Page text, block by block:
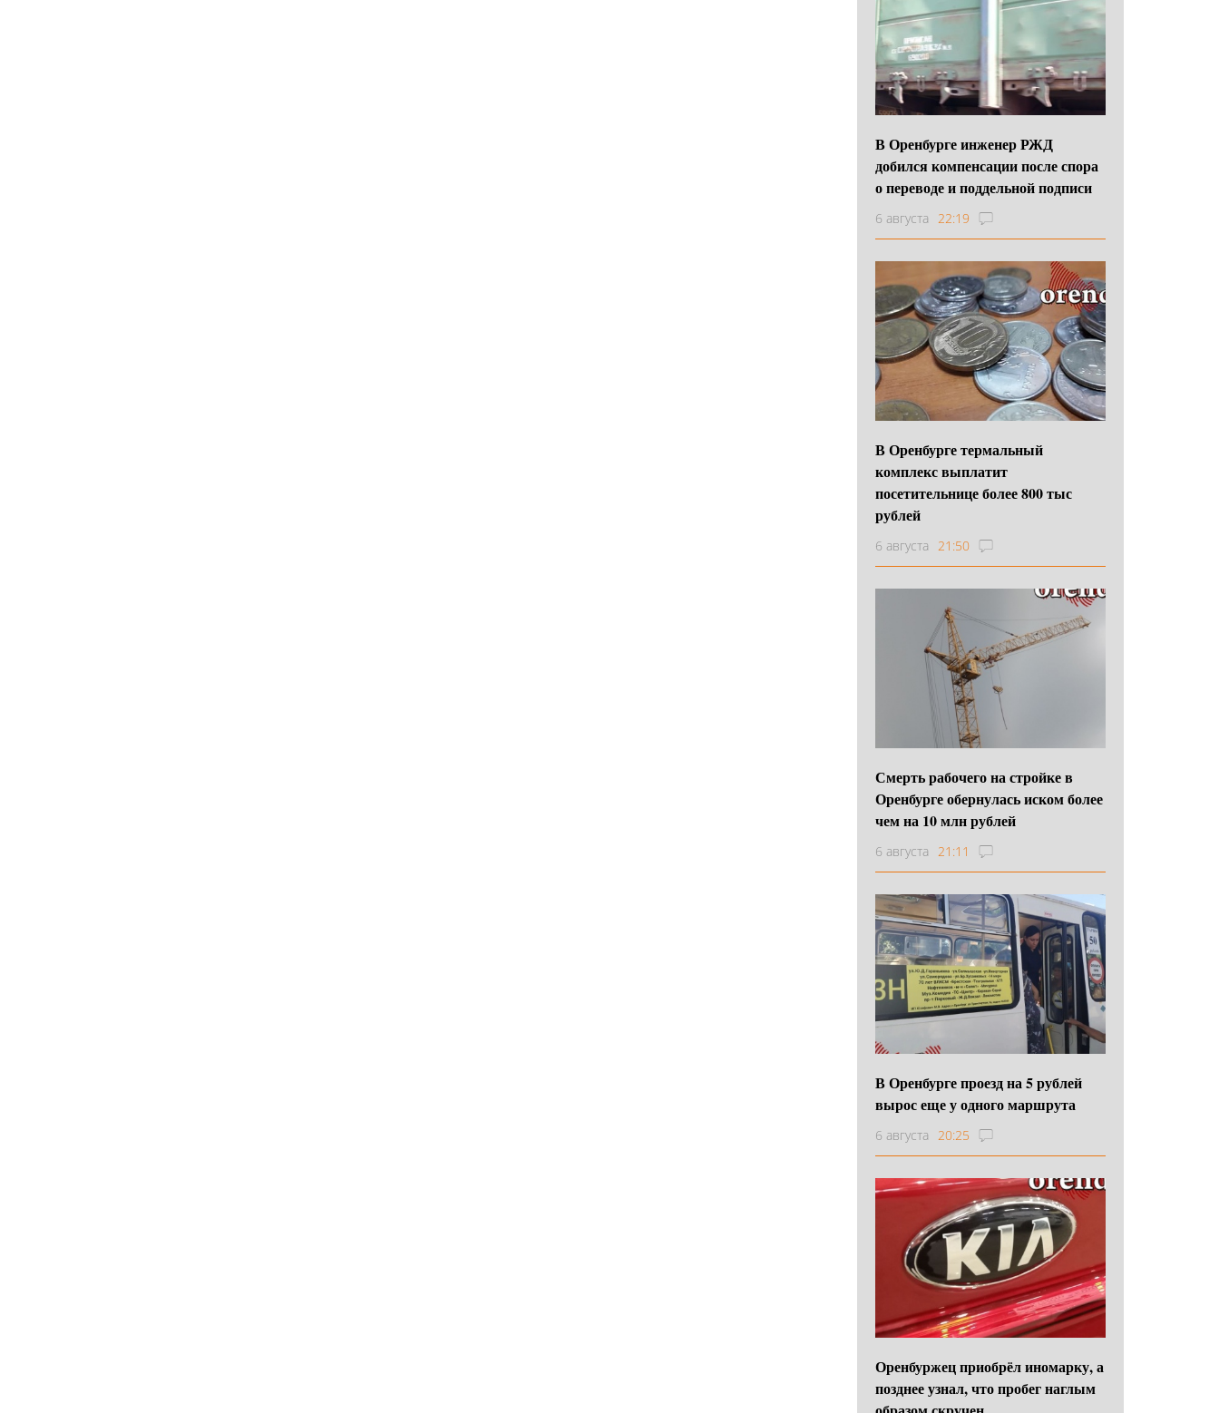
В Оренбурге инженер РЖД
добился компенсации после спора
о переводе и поддельной подписи
6 августа 22:19
В Оренбурге термальный
комплекс выплатит
посетительнице более 800 тыс
рублей
6 августа 21:50
Смерть рабочего на стройке в
Оренбурге обернулась иском более
чем на 10 млн рублей
6 августа 21:11
В Оренбурге проезд на 5 рублей
вырос еще у одного маршрута
6 августа 20:25
Оренбуржец приобрёл иномарку, а
позднее узнал, что пробег наглым